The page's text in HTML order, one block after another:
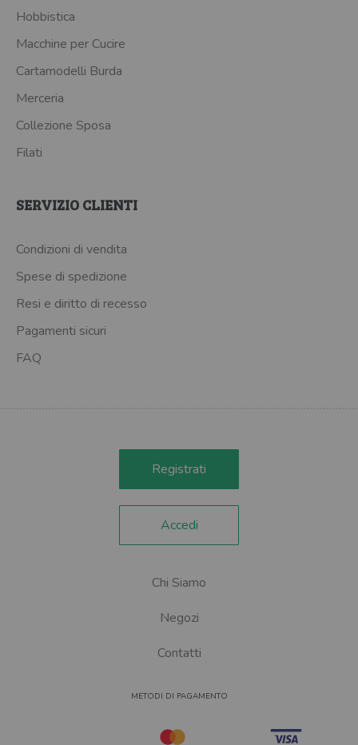
Hobbistica
Macchine per Cucire
Cartamodelli Burda
Merceria
Collezione Sposa
Filati
SERVIZIO CLIENTI
Condizioni di vendita
Spese di spedizione
Resi e diritto di recesso
Pagamenti sicuri
FAQ
Registrati
Accedi
Chi Siamo
Negozi
Contatti
METODI DI PAGAMENTO